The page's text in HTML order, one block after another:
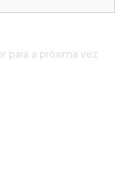
para a próxima vez